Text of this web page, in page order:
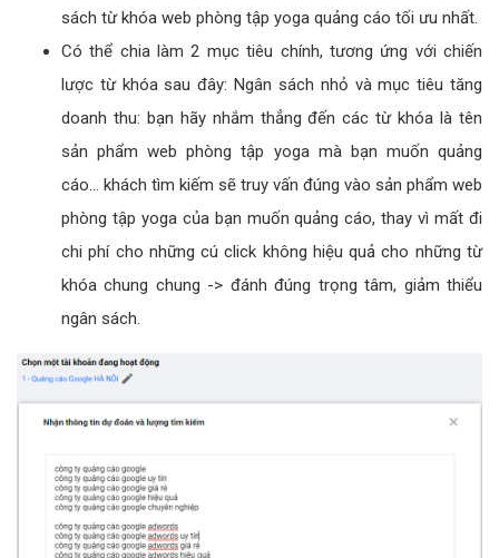
sách từ khóa web phòng tập yoga quảng cáo tối ưu nhất.
Có thể chia làm 2 mục tiêu chính, tương ứng với chiến
lược từ khóa sau đây: Ngân sách nhỏ và mục tiêu tăng
doanh thu: bạn hãy nhắm thẳng đến các từ khóa là tên
sản phẩm web phòng tập yoga mà bạn muốn quảng
cáo... khách tìm kiếm sẽ truy vấn đúng vào sản phẩm web
phòng tập yoga của bạn muốn quảng cáo, thay vì mất đi
chi phí cho những cú click không hiệu quả cho những từ
khóa chung chung -> đánh đúng trọng tâm, giảm thiểu
ngân sách.